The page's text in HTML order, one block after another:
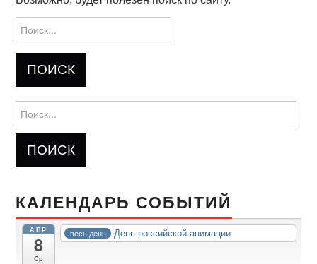
ФИЛЬМЫ
КОНТАКТЫ
ВОЙТИ
КАЛЕНДАРЬ СОБЫТИЙ
АПР
8
Ср
весь день День российской анимации